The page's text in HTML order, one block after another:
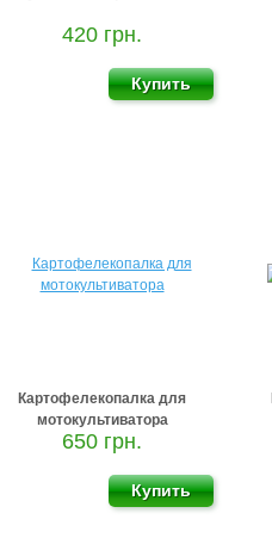
420 грн.
Картофелекопалка для
мотокультиватора
650 грн.